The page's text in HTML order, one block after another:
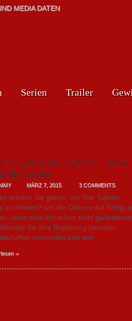
MEDIA DATEN
Serien Trailer
zu „Whiplash“ (2014) – Mein
der Lehrer
MÄRZ 7, 2015 3 COMMENTS
würden Sie gehen, um Ihre Talente
zu fördern? Um die Chance auf Erfolg
wenn man ihn schon nicht garantieren
Sie Ihre Beziehung beenden,
vermeiden und den
»